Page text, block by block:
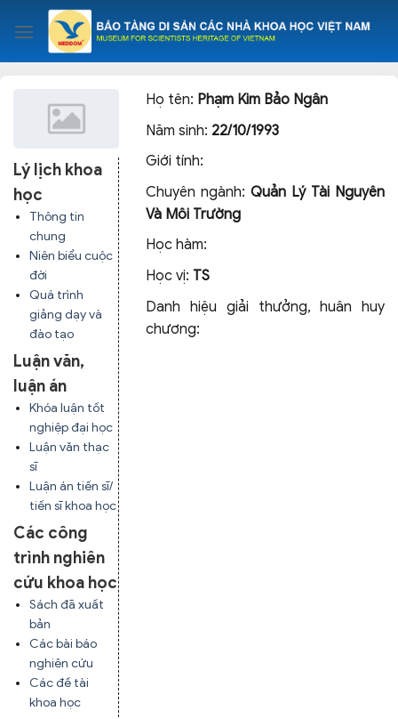
content
Lý lịch khoa
học
Thông tin
chung
Niên biểu cuộc
đời
Quá trình
giảng dạy và
đào tạo
Luận văn,
luận án
Khóa luận tốt
nghiệp đại học
Luận văn thạc
sĩ
Luận án tiến sĩ/
tiến sĩ khoa học
Các công
trình nghiên
cứu khoa học
Sách đã xuất
bản
Các bài báo
nghiên cứu
Các đề tài
khoa học
Họ tên: Phạm Kim Bảo Ngân
Năm sinh: 22/10/1993
Giới tính:
Chuyên ngành:Quản Lý Tài Nguyên
Và Môi Trường
Học hàm:
Học vị: TS
Danh hiệu giải thưởng, huân huy
chương: